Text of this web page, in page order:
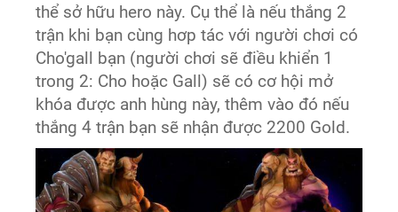
thể sở hữu hero này. Cụ thể là nếu thắng 2
trận khi bạn cùng hơp tác với người chơi có
Cho'gall bạn (người chơi sẽ điều khiển 1
trong 2: Cho hoặc Gall) sẽ có cơ hội mở
khóa được anh hùng này, thêm vào đó nếu
thắng 4 trận bạn sẽ nhận được 2200 Gold.